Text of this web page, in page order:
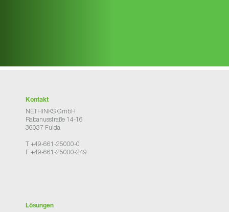
Kontakt
NETHINKS GmbH
Rabanusstraße 14-16
36037 Fulda
T +49-661-25000-0
F +49-661-25000-249
Lösungen